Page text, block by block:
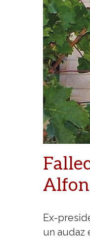
Ex-
un audaz